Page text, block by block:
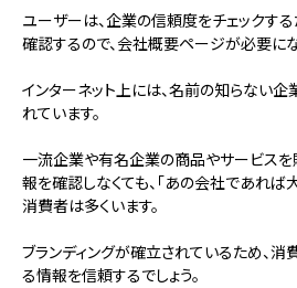
ユーザーは、企業の信頼度をチェックす
確認するので、会社概要ページが必要にな
インターネット上には、名前の知らない
れています。
一流企業や有名企業の商品やサービスを
報を確認しなくても、「あの会社であれば
消費者は多くいます。
ブランディングが確立されているため、
る情報を信頼するでしょう。